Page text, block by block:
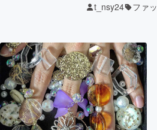
ジェクト
ロ
アート・写真
テクノロジー・ガジェット
映像・映画
t_nsy24 ファ